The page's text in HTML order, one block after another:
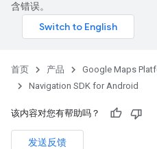
含错误。
首页 产品 Google Maps
Navigation SDK for Android
该内容对您有帮助吗？
发送反馈